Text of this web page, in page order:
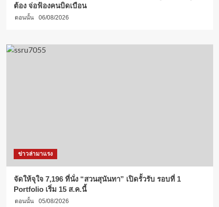
ต้อง จ่อฟ้องคนบิดเบือน
ตอนนั้น 06/08/2026
ข่าวล่ามาแรง
จัดให้จุใจ 7,196 ที่นั่ง “สวนสุนันทา” เปิดรั้วรับ รอบที่ 1
Portfolio เริ่ม 15 ส.ค.นี้
ตอนนั้น 05/08/2026